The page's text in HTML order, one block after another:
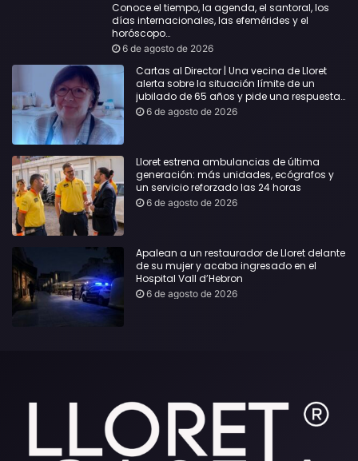
Conoce el tiempo, la agenda, el santoral, los
días internacionales, las efemérides y el
horóscopo…
6 de agosto de 2026
Cartas al Director | Una vecina de Lloret
alerta sobre la situación límite de un
jubilado de 65 años y pide una respuesta
urgente
6 de agosto de 2026
Lloret estrena ambulancias de última
generación: más unidades, ecógrafos y
un servicio reforzado las 24 horas
6 de agosto de 2026
Apalean a un restaurador de Lloret delante
de su mujer y acaba ingresado en el
Hospital Vall d’Hebron
6 de agosto de 2026